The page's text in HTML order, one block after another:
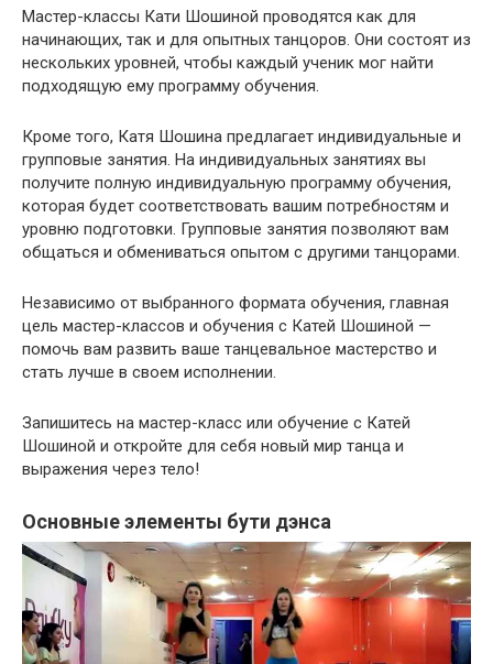
Мастер-классы Кати Шошиной проводятся как для
начинающих, так и для опытных танцоров. Они состоят из
нескольких уровней, чтобы каждый ученик мог найти
подходящую ему программу обучения.
Кроме того, Катя Шошина предлагает индивидуальные и
групповые занятия. На индивидуальных занятиях вы
получите полную индивидуальную программу обучения,
которая будет соответствовать вашим потребностям и
уровню подготовки. Групповые занятия позволяют вам
общаться и обмениваться опытом с другими танцорами.
Независимо от выбранного формата обучения, главная
цель мастер-классов и обучения с Катей Шошиной —
помочь вам развить ваше танцевальное мастерство и
стать лучше в своем исполнении.
Запишитесь на мастер-класс или обучение с Катей
Шошиной и откройте для себя новый мир танца и
выражения через тело!
Основные элементы бути дэнса